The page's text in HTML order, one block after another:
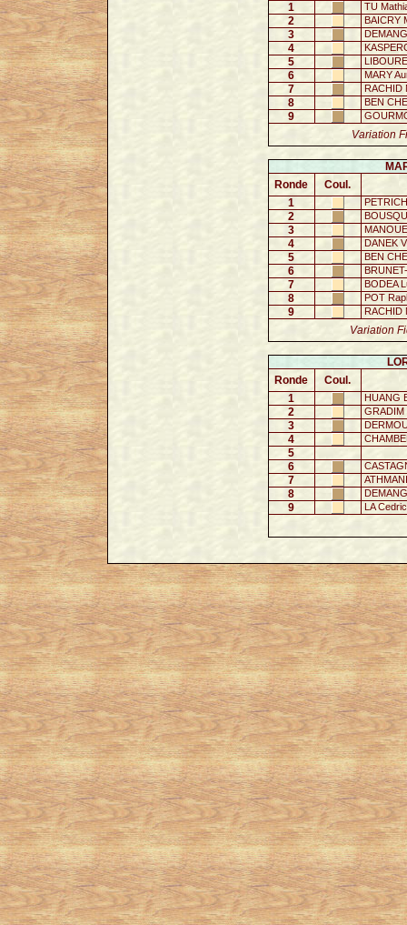
1
TU
2 BAICRY
3
4
5
6 MARY
7 RACHID
8 BEN
9
Variation
Ronde
Coul.
1
2
3
4 DANEK
5 BEN
6
7 BODEA
8 POT
9 RACHID
Variation
Ronde
Coul.
1
HUANG
2 GRADIM
3
4
5
6
7
8
9 LA Cedric